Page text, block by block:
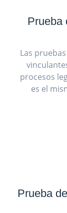
Prueba
Las
procesos
es el
Prueba